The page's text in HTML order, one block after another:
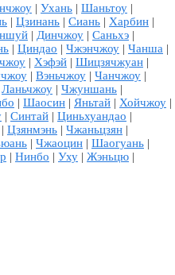
| Ухань | Шаньтоу |
| Цзинань | Сиань | Харбин |
| Динчжоу | Саньхэ |
| Циндао | Чжэнчжоу | Чанша |
| Хэфэй | Шицзячжуан |
| Вэньчжоу | Чанчжоу |
Ланьчжоу | Чжуншань |
| Шаосин | Яньтай | Хойчжоу |
| Синтай | Циньхуандао |
| Цзянмэнь | Чжаньцзян |
| Чжаоцин | Шаогуань |
| Нинбо | Уху | Жэньцю |